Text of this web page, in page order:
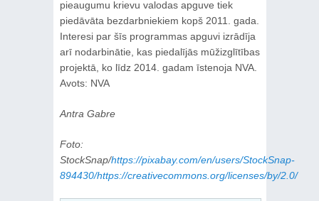
pieaugumu krievu valodas apguve tiek
piedāvāta bezdarbniekiem kopš 2011. gada.
Interesi par šīs programmas apguvi izrādīja
arī nodarbinātie, kas piedalījās mūžizglītības
projektā, ko līdz 2014. gadam īstenoja NVA.
Avots: NVA
Antra Gabre
Foto:
StockSnap/https://pixabay.com/en/users/StockSnap-
894430/https://creativecommons.org/licenses/by/2.0/